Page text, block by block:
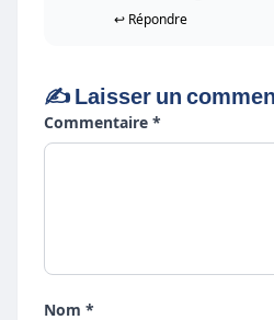
↩ Répondre
✍️ Laisser un
Commentaire *
Nom *